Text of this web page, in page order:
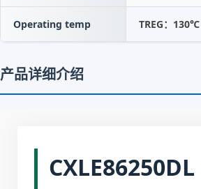
Operating temp TREG：130℃
产品详细介绍